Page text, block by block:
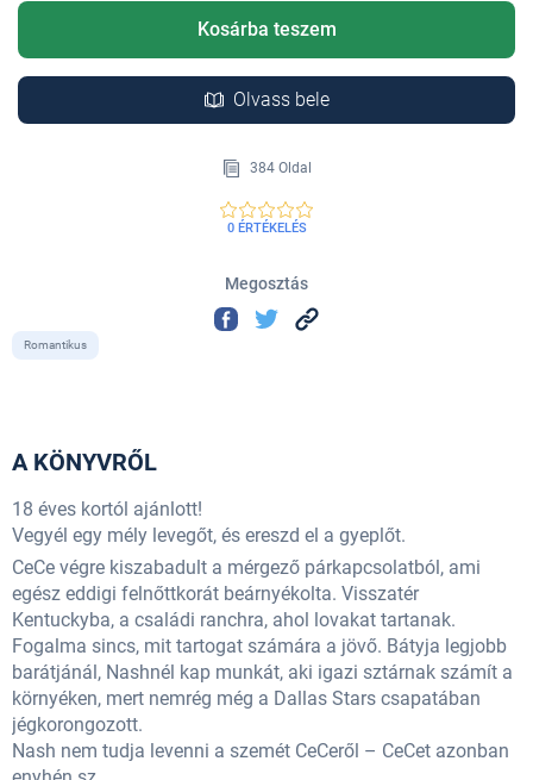
Kosárba teszem
Olvass bele
384 Oldal
0 ÉRTÉKELÉS
Megosztás
Romantikus
A KÖNYVRŐL
18 éves kortól ajánlott!
Vegyél egy mély levegőt, és ereszd el a gyeplőt.
CeCe végre kiszabadult a mérgező párkapcsolatból, ami
egész eddigi felnőttkorát beárnyékolta. Visszatér
Kentuckyba, a családi ranchra, ahol lovakat tartanak.
Fogalma sincs, mit tartogat számára a jövő. Bátyja legjobb
barátjánál, Nashnél kap munkát, aki igazi sztárnak számít a
környéken, mert nemrég még a Dallas Stars csapatában
jégkorongozott.
Nash nem tudja levenni a szemét CeCeről – CeCet azonban